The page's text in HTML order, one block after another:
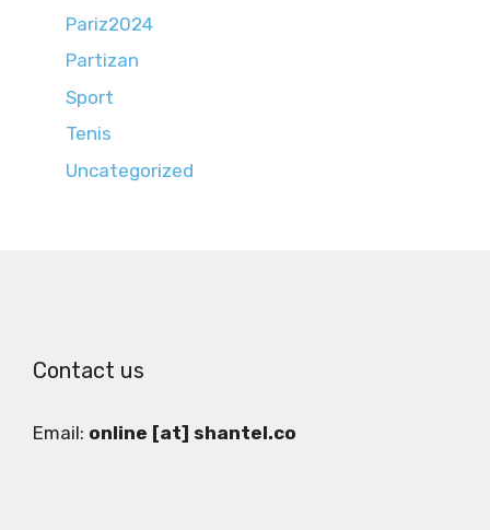
Pariz2024
Partizan
Sport
Tenis
Uncategorized
Contact us
Email: online [at] shantel.co